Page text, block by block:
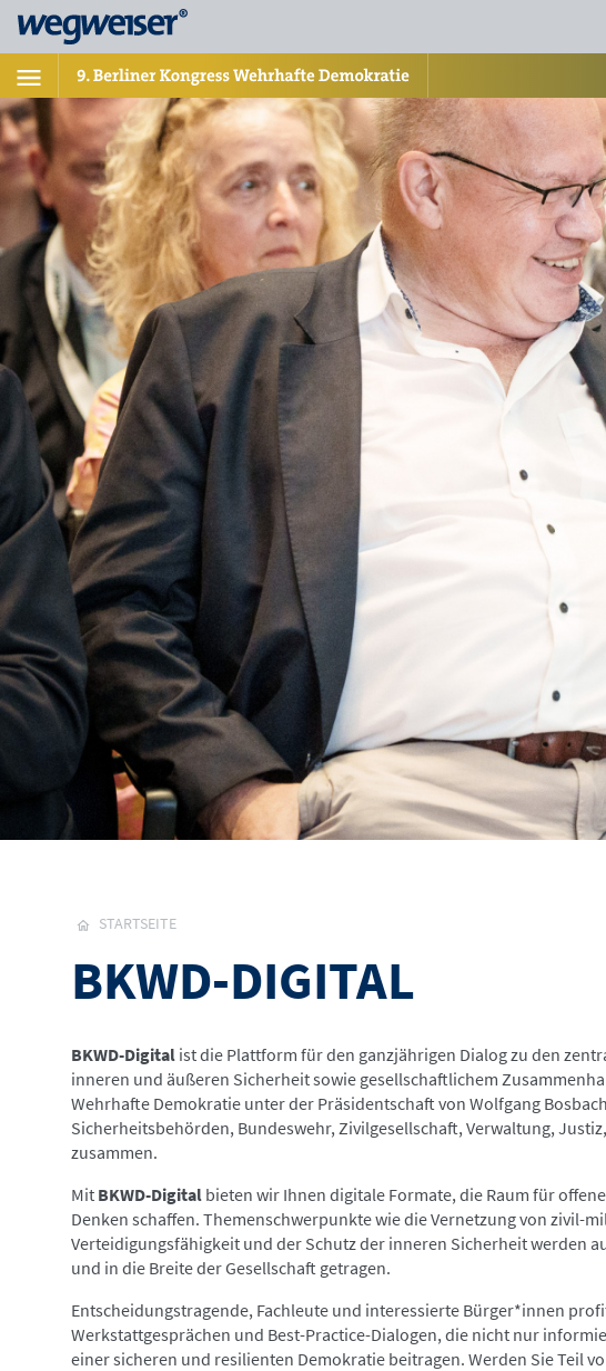
STARTSEITE
BKWD-DIGITAL
BKWD-Digital ist die Plattform für den ganzjährigen Dialog zu den
inneren und äußeren Sicherheit sowie gesellschaftlichem
Wehrhafte Demokratie unter der Präsidentschaft von Wolfgang
Sicherheitsbehörden, Bundeswehr, Zivilgesellschaft, Verwaltung,
zusammen.
Mit BKWD-Digital bieten wir Ihnen digitale Formate, die Raum für
Denken schaffen. Themenschwerpunkte wie die Vernetzung von zivil-
Verteidigungsfähigkeit und der Schutz der inneren Sicherheit werden
und in die Breite der Gesellschaft getragen.
Entscheidungstragende, Fachleute und interessierte Bürger*innen
Werkstattgesprächen und Best-Practice-Dialogen, die nicht nur
einer sicheren und resilienten Demokratie beitragen. Werden Sie Teil